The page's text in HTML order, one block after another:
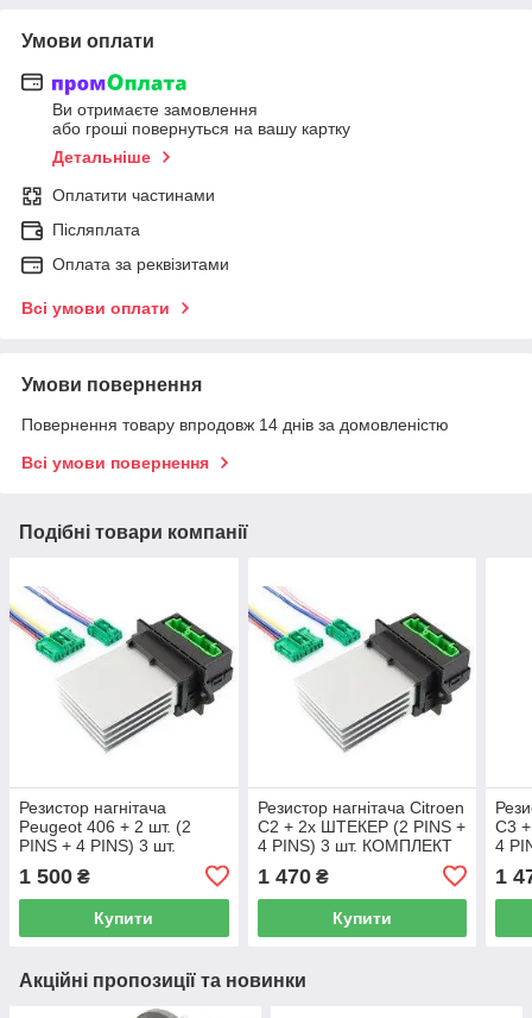
Умови оплати
Ви отримаєте замовлення
або гроші повернуться на вашу картку
Детальніше
Оплатити частинами
Післяплата
Оплата за реквізитами
Всі умови оплати
Умови повернення
Повернення товару впродовж 14 днів за домовленістю
Всі умови повернення
Подібні товари компанії
Резистор нагнітача
Peugeot 406 + 2 шт. (2
PINS + 4 PINS) 3 шт.
1 500 ₴
Купити
Резистор нагнітача Citroen
C2 + 2x ШТЕКЕР (2 PINS +
4 PINS) 3 шт. КОМПЛЕКТ
1 470₴
Купити
C3
4
1
Акційні пропозиції та новинки